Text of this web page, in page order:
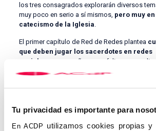
Tu privacidad es importante para
En ACDP utilizamos cookies propias
los tres consagrados explorarán diversos
muy poco en serio a sí mismos, pero muy en
catecismo de la Iglesia
El primer capítulo de Red de Redes plantea
que deben jugar los sacerdotes en redes
sociales:
¿acompañar a sus feligreses o
¿Transmitir el Evangelio o cosechar
? A
seguirán episodios en los que los tres
qué ocurre en la misa, los peligros de la
LGBTIQ+,entre otros.